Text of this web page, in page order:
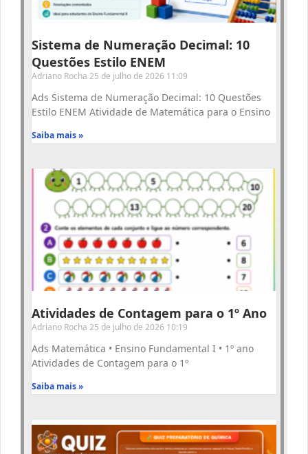
Sistema de Numeração Decimal: 10
Questões Estilo ENEM
Adriano Rocha 25 de julho de 2026 11:09
Ads Sistema de Numeração Decimal: 10 Questões
Estilo ENEM Atividade de Matemática para o Ensino
Saiba mais »
Atividades de Contagem para o 1º Ano
Adriano Rocha 25 de julho de 2026 10:19
Ads Matemática • Ensino Fundamental I • 1º ano
Atividades de Contagem para o 1º
Saiba mais »